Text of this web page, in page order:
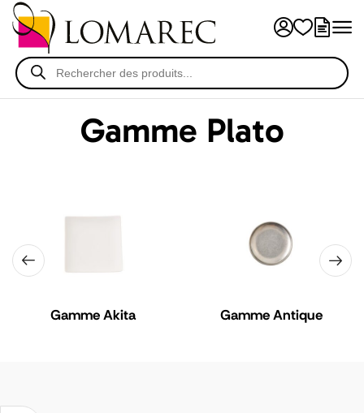
Gamme Plato
Gamme Akita Gamme Antique